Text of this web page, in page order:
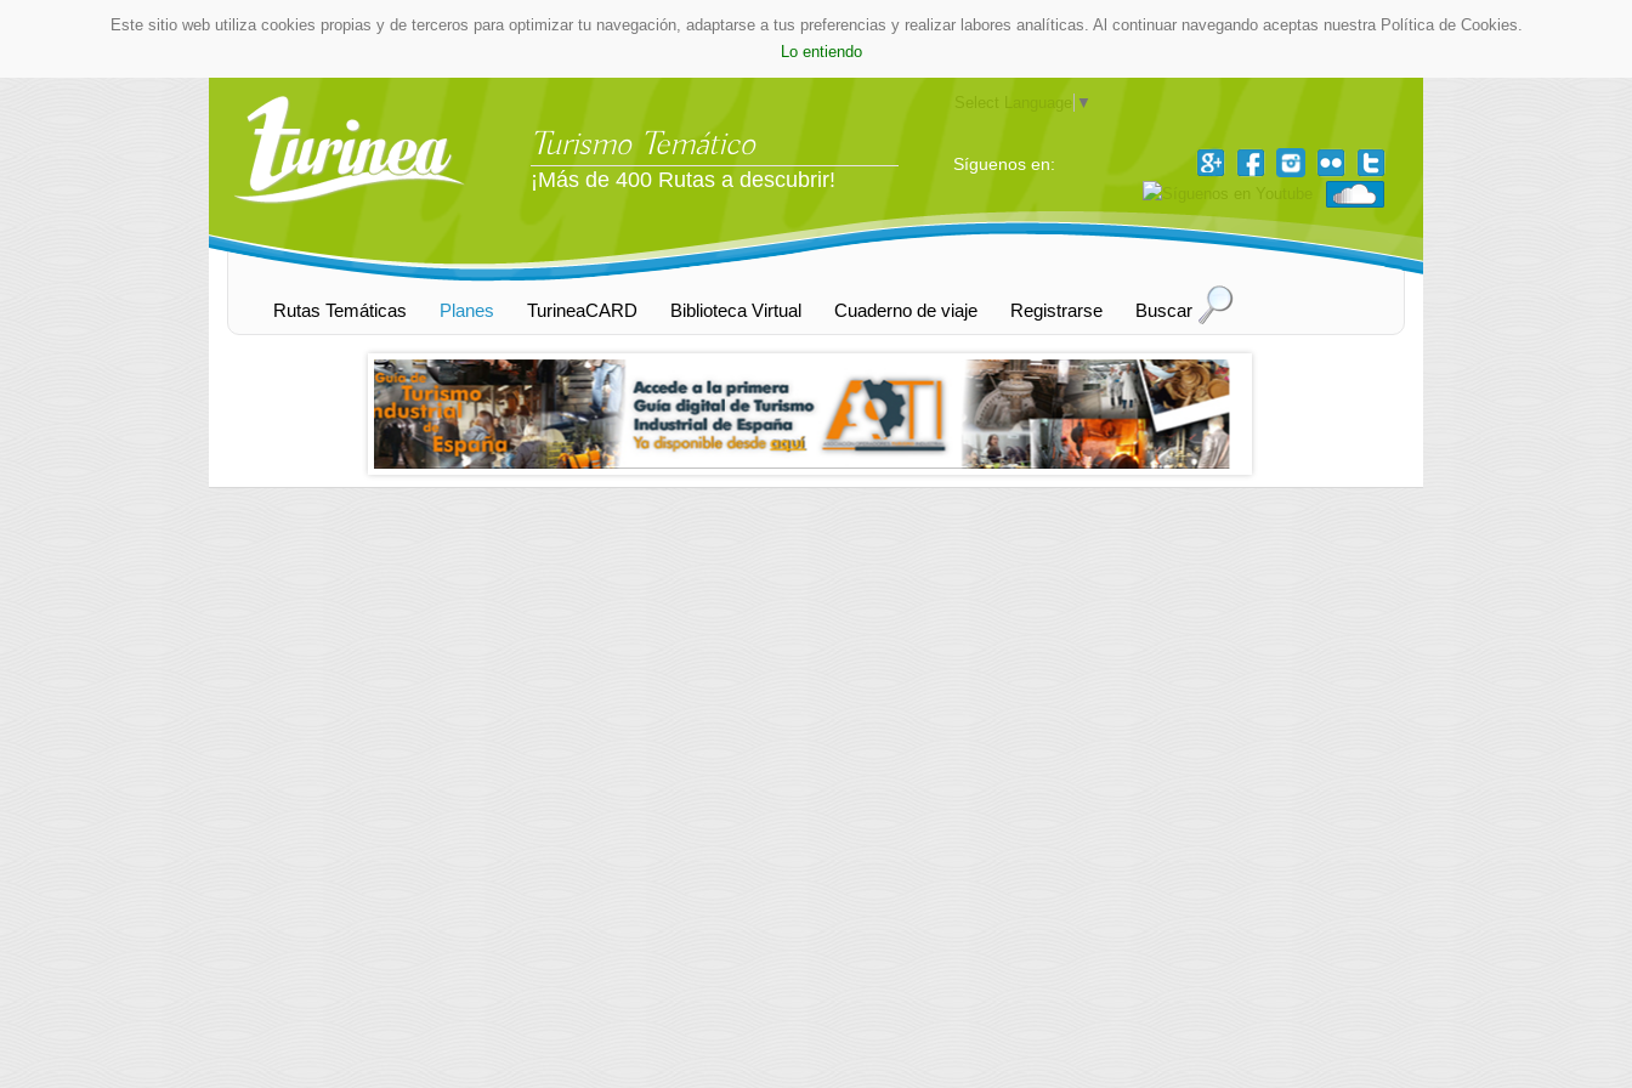
Este sitio web utiliza cookies propias y de terceros para optimizar tu navegación, adaptarse a tus preferencias y realizar labores analíticas. Al continuar navegando aceptas nuestra Política de Cookies.
Lo entiendo
Turismo Temático
¡Más de 400 Rutas a descubrir!
Select Language ▼
Síguenos en:
Rutas Temáticas Planes TurineaCARD Biblioteca Virtual Cuaderno de viaje Registrarse Buscar